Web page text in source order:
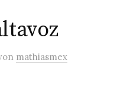
mathiasmex